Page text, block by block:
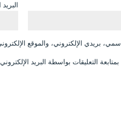
بريدي الإلكتروني، والموقع
التعليقات بواسطة البريد الإلكتروني.